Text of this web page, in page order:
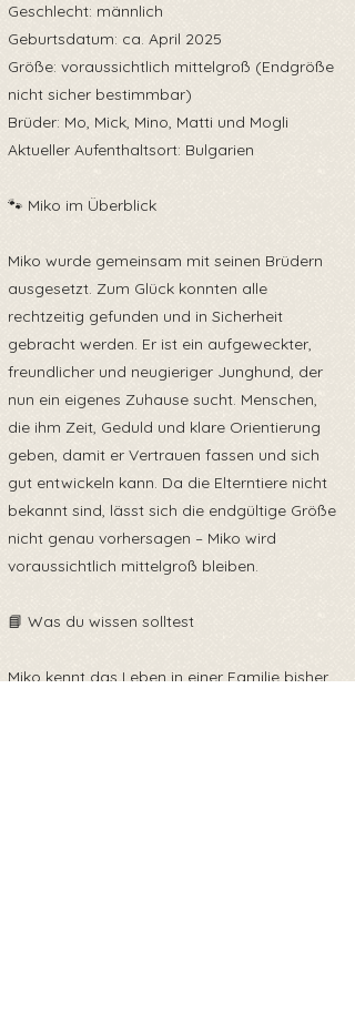
Geschlecht: männlich
Geburtsdatum: ca. April 2025
Größe: voraussichtlich mittelgroß (Endgröße
nicht sicher bestimmbar)
Brüder: Mo, Mick, Mino, Matti und Mogli
Aktueller Aufenthaltsort: Bulgarien
🐾 Miko im Überblick
Miko wurde gemeinsam mit seinen Brüdern
ausgesetzt. Zum Glück konnten alle
rechtzeitig gefunden und in Sicherheit
gebracht werden. Er ist ein aufgeweckter,
freundlicher und neugieriger Junghund, der
nun ein eigenes Zuhause sucht. Menschen,
die ihm Zeit, Geduld und klare Orientierung
geben, damit er Vertrauen fassen und sich
gut entwickeln kann. Da die Elterntiere nicht
bekannt sind, lässt sich die endgültige Größe
nicht genau vorhersagen – Miko wird
voraussichtlich mittelgroß bleiben.
📘 Was du wissen solltest
Miko kennt das Leben in einer Familie bisher